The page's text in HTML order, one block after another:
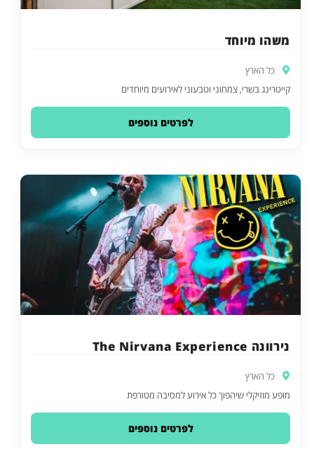
משהו מיוחד
כל הארץ
קייטרינג בשרי, צמחוני וטבעוני לאירועים מיוחדים
לפרטים נוספים
נירוונה The Nirvana Experience
כל הארץ
מופע מוזיקלי שיהפוך כל אירוע למסיבה מטורפת
לפרטים נוספים